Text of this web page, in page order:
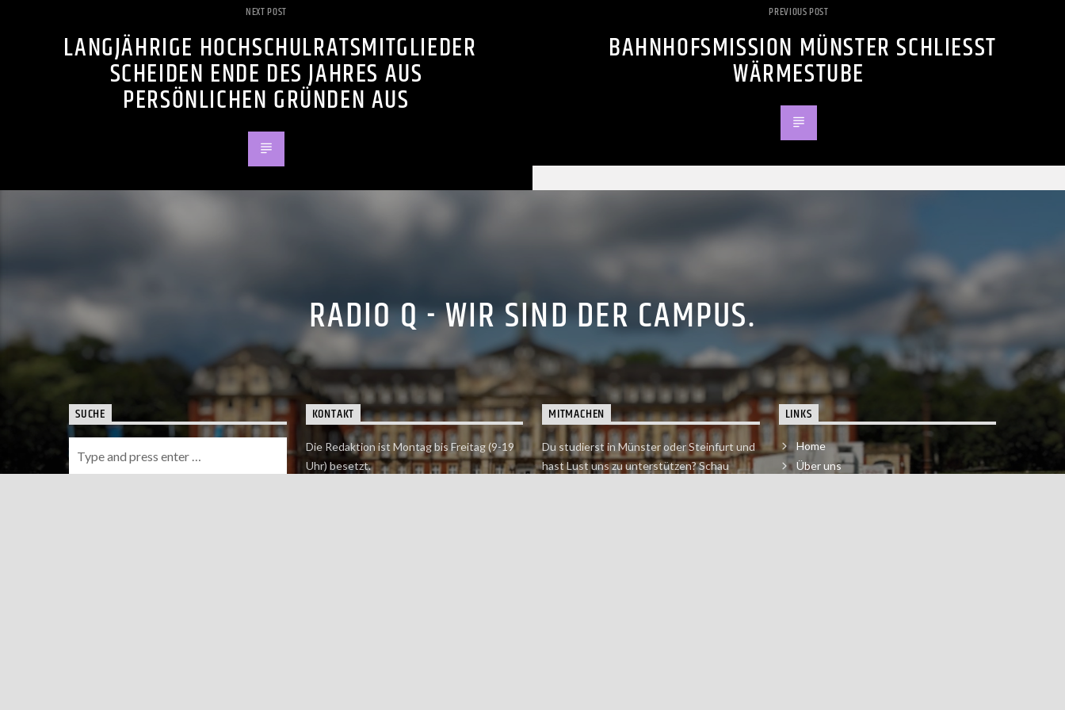
NEXT POST
LANGJÄHRIGE HOCHSCHULRATSMITGLIEDER
SCHEIDEN ENDE DES JAHRES AUS
PERSÖNLICHEN GRÜNDEN AUS
PREVIOUS POST
BAHNHOFSMISSION MÜNSTER SCHLIESST W
ÄRMESTUBE
RADIO Q - WIR SIND DER CAMPUS.
SUCHE KONTAKT
Die Redaktion ist Montag bis Freitag (9-19
Uhr) besetzt.
MITMACHEN
Du studierst in Münster oder Steinfurt und
hast Lust uns zu unterstützen? Schau
LINKS
Home
Über uns